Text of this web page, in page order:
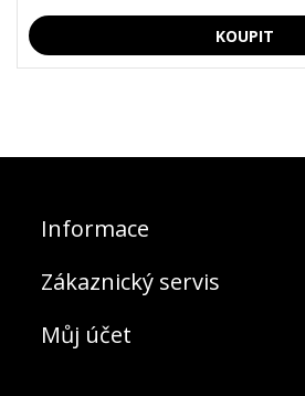
Informace
Zákaznický servis
Můj účet